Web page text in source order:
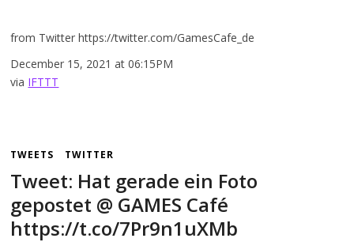
from Twitter https://twitter.com/GamesCafe_de
December 15, 2021 at 06:15PM
via IFTTT
TWEETS TWITTER
Tweet: Hat gerade ein Foto
gepostet @ GAMES Café
https://t.co/7Pr9n1uXMb